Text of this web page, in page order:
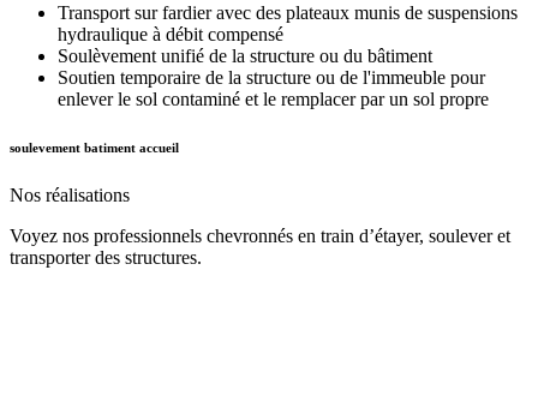
Transport sur fardier avec des plateaux munis de suspensions
hydraulique à débit compensé
Soulèvement unifié de la structure ou du bâtiment
Soutien temporaire de la structure ou de l'immeuble pour
enlever le sol contaminé et le remplacer par un sol propre
soulevement batiment accueil
Nos réalisations
Voyez nos professionnels chevronnés en train d’étayer, soulever et
transporter des structures.